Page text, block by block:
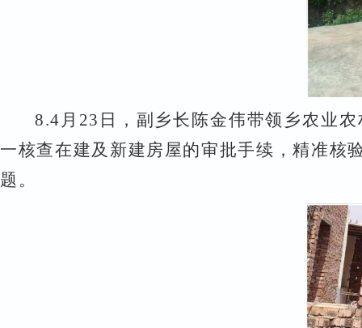
8.4 月 23 日，副乡长陈金伟带领乡农业
一核查在建及新建房屋的审批手续，精准核
题。